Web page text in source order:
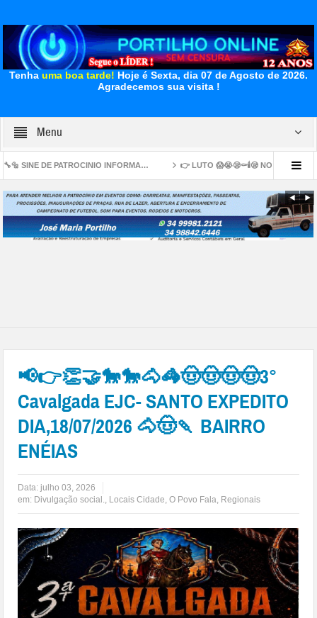
Tenha uma boa tarde! Hoje é Sexta, dia 07 de Agosto de 2026.
Agradecemos sua visita !
Menu
INFORMA… 👉 LUTO 😱😭😪⚰🕯😪 NOTA DE FALECIMENTO.
IDEB com nota 6,0 👉🧐🔍⚰🔎🚨🚒🚑🚔Na Mira 👉😱📢Pai teria fingido
📢👉👏🤝🐎🐎🐴🦓🤠🤠🤠🤠3°
Cavalgada EJC- SANTO EXPEDITO
DIA,18/07/2026 🐴🤠🍡 BAIRRO
ENÉIAS
Data: julho 03, 2026
em: Divulgação social., Locais Cidade,O Povo Fala, Regionais